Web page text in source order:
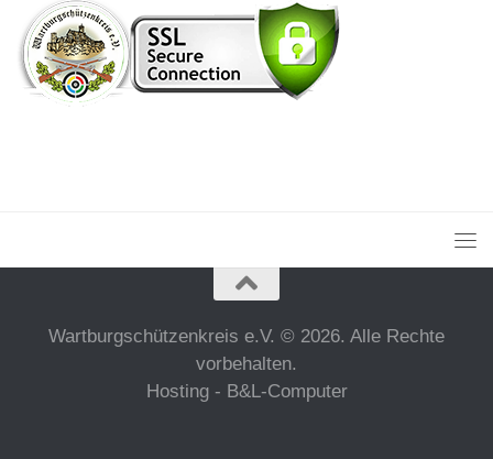
Wartburgschützenkreis e.V. © 2026. Alle Rechte
vorbehalten.
Hosting - B&L-Computer